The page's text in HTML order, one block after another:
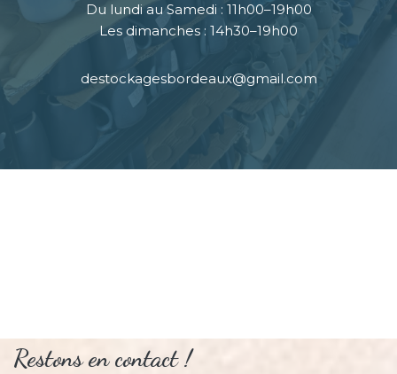
Du lundi au Samedi : 11h00–19h00
Les dimanches : 14h30–19h00
destockagesbordeaux@gmail.com
Restons en contact !